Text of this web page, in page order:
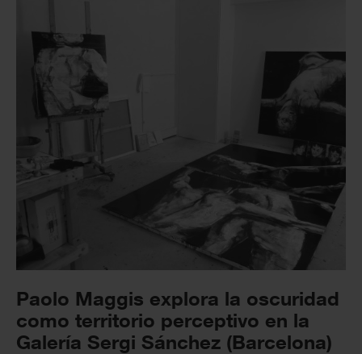
Paolo Maggis explora la oscuridad
como territorio perceptivo en la
Galería Sergi Sánchez (Barcelona)